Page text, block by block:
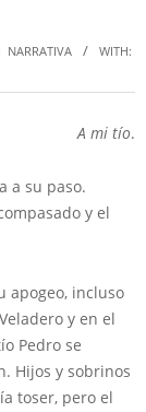
NARRATIVA
WITH:
A mi tío.
a su paso.
y el
apogeo, incluso
y en el
Pedro se
Hijos y sobrinos
toser, pero el